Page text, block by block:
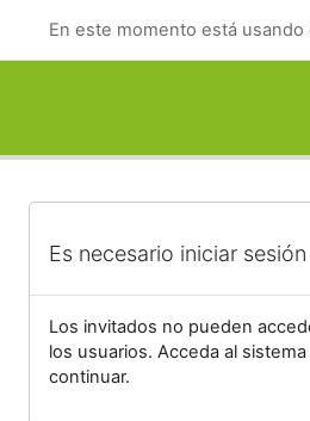
En este momento está
Es necesario iniciar sesión
Los invitados no pueden
los usuarios. Acceda al
continuar.